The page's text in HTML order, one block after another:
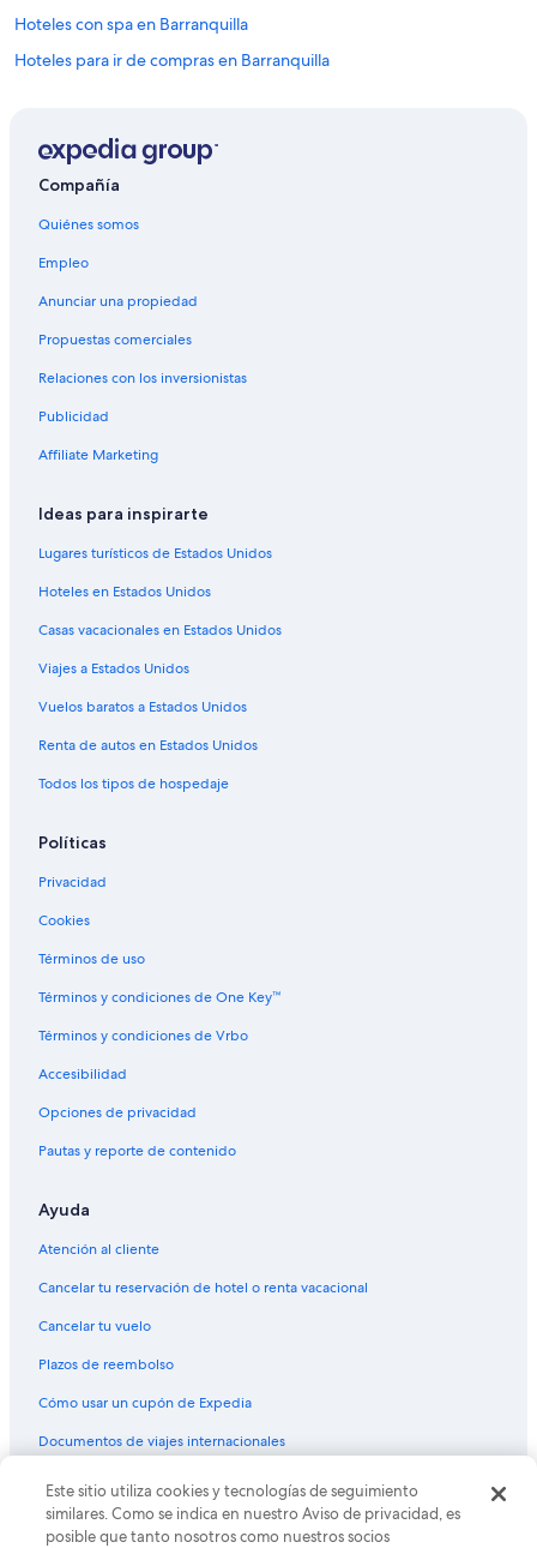
Hoteles con spa en Barranquilla
Hoteles para ir de compras en Barranquilla
Hoteles de negocios en Barranquilla
Hoteles históricos en Barranquilla
Hoteles románticos en Barranquilla
Hoteles baratos en Barranquilla
Hoteles con aire acondicionado en Barranquilla
Hoteles con bar en Barranquilla
Hoteles con cocina en Barranquilla
Hoteles con gimnasio en Barranquilla
Hoteles con guardería en Barranquilla
Hoteles con área de juegos en Barranquilla
Hoteles con alberca en Barranquilla
Hoteles con restaurante en Barranquilla
Hoteles con sauna en Barranquilla
Hoteles con hidromasaje en Barranquilla
Hoteles con traslado del/al aeropuerto en Barranquilla
Hoteles para bodas en Barranquilla
Hoteles para fumadores en Barranquilla
Hoteles que aceptan mascotas en Barranquilla
Hoteles cerca de Nabusimake
Hoteles cerca de Playa El Rodadero
Hoteles cerca de Acuario Mundo Marino
Cabañas en Santa Marta
Hoteles con concierge en Santa Marta
Hoteles para ir de compras en Santa Marta
Hoteles todo incluido en Santa Marta
Hoteles de ski en Santa Marta
Hoteles de lujo en Santa Marta
Hoteles ecológicos en Santa Marta
Hoteles románticos en Santa Marta
Hoteles boutique en Santa Marta
Compañía
Quiénes somos
Empleo
Anunciar una propiedad
Propuestas comerciales
Relaciones con los inversionistas
Publicidad
Affiliate Marketing
Ideas para inspirarte
Lugares turísticos de Estados Unidos
Hoteles en Estados Unidos
Casas vacacionales en Estados Unidos
Viajes a Estados Unidos
Vuelos baratos a Estados Unidos
Renta de autos en Estados Unidos
Todos los tipos de hospedaje
Políticas
Privacidad
Cookies
Términos de uso
Términos y condiciones de One Key™
Términos y condiciones de Vrbo
Accesibilidad
Opciones de privacidad
Pautas y reporte de contenido
Ayuda
Atención al cliente
Cancelar tu reservación de hotel o renta vacacional
Cancelar tu vuelo
Plazos de reembolso
Cómo usar un cupón de Expedia
Documentos de viajes internacionales
© 2026 Expedia, Inc., una empresa de Expedia Group. Todos los
derechos reservados. Expedia y el logo de Expedia son marcas
registradas o marcas comerciales de Expedia, Inc. CST# 2029030-50.
Este sitio utiliza cookies y tecnologías de seguimiento
similares. Como se indica en nuestro Aviso de privacidad, es
posible que tanto nosotros como nuestros socios